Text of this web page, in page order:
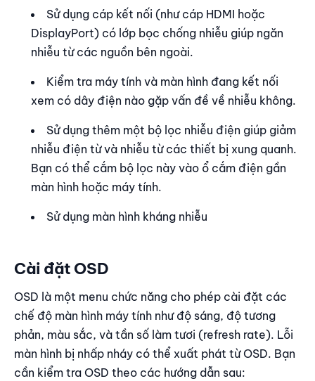
Sử dụng cáp kết nối (như cáp HDMI hoặc
DisplayPort) có lớp bọc chống nhiễu giúp ngăn
nhiễu từ các nguồn bên ngoài.
Kiểm tra máy tính và màn hình đang kết nối
xem có dây điện nào gặp vấn đề về nhiễu không.
Sử dụng thêm một bộ lọc nhiễu điện giúp giảm
nhiễu điện từ và nhiễu từ các thiết bị xung quanh.
Bạn có thể cắm bộ lọc này vào ổ cắm điện gần
màn hình hoặc máy tính.
Sử dụng màn hình kháng nhiễu
Cài đặt OSD
OSD là một menu chức năng cho phép cài đặt các
chế độ màn hình máy tính như độ sáng, độ tương
phản, màu sắc, và tần số làm tươi (refresh rate). Lỗi
màn hình bị nhấp nháy có thể xuất phát từ OSD. Bạn
cần kiểm tra OSD theo các hướng dẫn sau: